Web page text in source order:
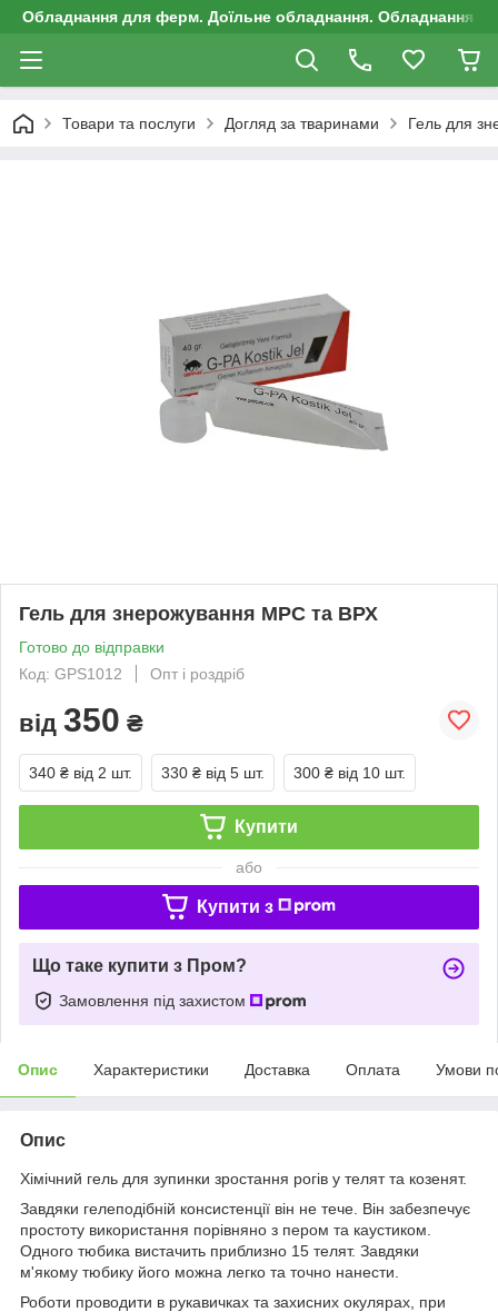
Обладнання для ферм. Доїльне обладнання. Обладнання
Товари та послуги Догляд за тваринами Гель для
Гель для знерожування МРС та ВРХ
Готово до відправки
Код: GPS1012
Опт і роздріб
від 350 ₴
340 ₴ від 2 шт. 330 ₴ від 5 шт. 300 ₴ від 10 шт.
Купити
або
Купити з
Що таке купити з Пром?
Замовлення під захистом
Опис Характеристики Доставка Оплата Умови
Опис
Хімічний гель для зупинки зростання рогів у телят та козенят.
Завдяки гелеподібній консистенції він не тече. Він забезпечує
простоту використання порівняно з пером та каустиком.
Одного тюбика вистачить приблизно 15 телят. Завдяки
м'якому тюбику його можна легко та точно нанести.
Роботи проводити в рукавичках та захисних окулярах, при